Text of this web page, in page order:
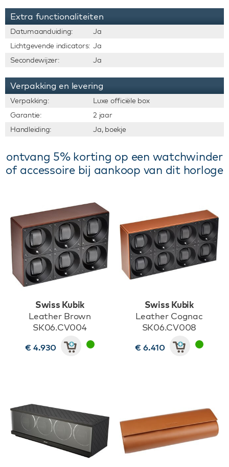
Extra functionaliteiten
Datumaanduiding:
Ja
Lichtgevende indicators: Ja
Secondewijzer:
Ja
Verpakking en levering
Verpakking:
Luxe officiële box
Garantie:
2 jaar
Handleiding:
Ja, boekje
ontvang 5% korting op een watchwinder
of accessoire bij aankoop van dit horloge
Swiss Kubik
Leather Brown
SK06.CV004
€ 4.930
Swiss Kubik
Leather Cognac
SK06.CV008
€ 6.410